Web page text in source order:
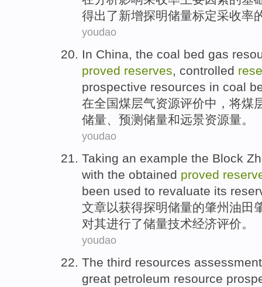
得出了新增探明储量标定采收率
youdao
In China, the coal bed gas
proved reserves, controlled
prospective resources in coal
在全国煤层气资源评价中，将煤
储量、 预测 储量和远景资源量。
youdao
Taking an example the Block
with the obtained proved
been used to revaluate its
文章以获得探明储量的肇州油田
对其进行了储量技术经济评价。
youdao
The third resources assessment
great petroleum resource